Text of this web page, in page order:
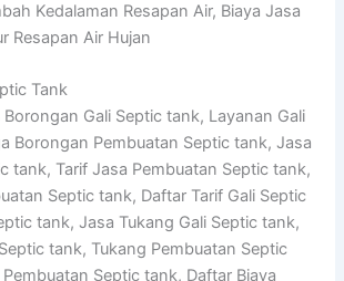
Kedalaman Resapan Air, Biaya Jasa
Resapan Air Hujan
Tank
Gali Septic tank, Layanan Gali
Borongan Pembuatan Septic tank, Jasa
tank, Tarif Jasa Pembuatan Septic tank,
Septic tank, Daftar Tarif Gali Septic
tank, Jasa Tukang Gali Septic tank,
tank, Tukang Pembuatan Septic
Septic tank, Daftar Biaya